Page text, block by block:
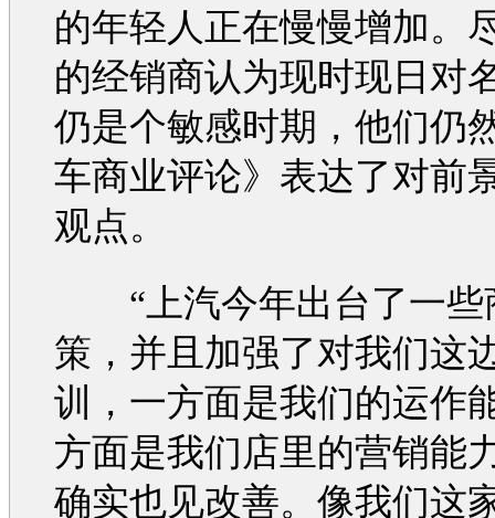
的年轻人正在慢慢增加。
的经销商认为现时现日对
仍是个敏感时期，他们仍
车商业评论》表达了对前
观点。
“上汽今年出台了一些
策，并且加强了对我们这
训，一方面是我们的运作
方面是我们店里的营销能
确实也见改善。像我们这